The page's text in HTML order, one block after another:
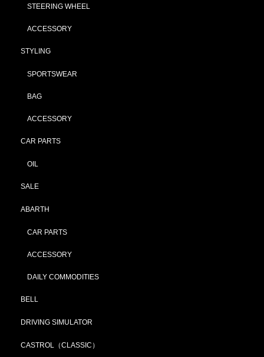
STEERING WHEEL
ACCESSORY
STYLING
SPORTSWEAR
BAG
ACCESSORY
CAR PARTS
OIL
SALE
ABARTH
CAR PARTS
ACCESSORY
DAILY COMMODITIES
BELL
DRIVING SIMULATOR
CASTROL（CLASSIC）